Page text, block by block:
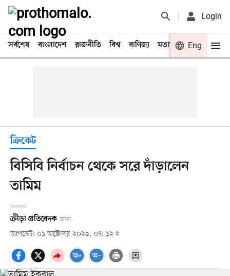
Login
সর্বশেষ বাংলাদেশ রাজনীতি বিশ্ব বাণিজ্য মতামত খেলা
Eng
ক্রিকেট
বিসিবি নির্বাচন থেকে সরে দাঁড়ালেন
তামিম
ক্রীড়া প্রতিবেদক ঢাকা
আপডেট: ০১ অক্টোবর ২০২৫, ০৭: ১২